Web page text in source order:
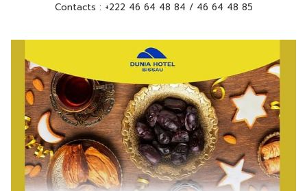
Contacts : +222 46 64 48 84 / 46 64 48 85